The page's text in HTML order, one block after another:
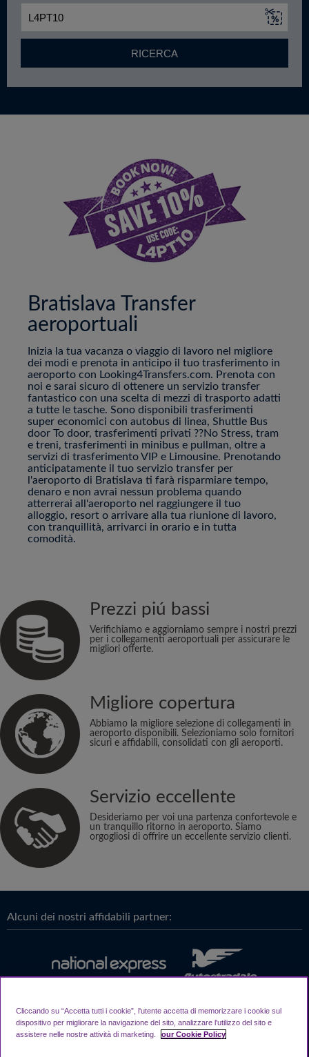
RICERCA
Bratislava Transfer
aeroportuali
Inizia la tua vacanza o viaggio di lavoro nel migliore
dei modi e prenota in anticipo il tuo trasferimento in
aeroporto con Looking4Transfers.com. Prenota con
noi e sarai sicuro di ottenere un servizio transfer
fantastico con una scelta di mezzi di trasporto adatti
a tutte le tasche. Sono disponibili trasferimenti
super economici con autobus di linea, Shuttle Bus
door To door, trasferimenti privati ??No Stress, tram
e treni, trasferimenti in minibus e pullman, oltre a
servizi di trasferimento VIP e Limousine. Prenotando
anticipatamente il tuo servizio transfer per
l'aeroporto di Bratislava ti farà risparmiare tempo,
denaro e non avrai nessun problema quando
atterrerai all'aeroporto nel raggiungere il tuo
alloggio, resort o arrivare alla tua riunione di lavoro,
con tranquillità, arrivarci in orario e in tutta
comodità.
Prezzi piú bassi
Verifichiamo e aggiorniamo sempre i nostri prezzi
per i collegamenti aeroportuali per assicurare le
migliori offerte.
Migliore copertura
Abbiamo la migliore selezione di collegamenti in
aeroporto disponibili. Selezioniamo solo fornitori
sicuri e affidabili, consolidati con gli aeroporti.
Servizio eccellente
Desideriamo per voi una partenza confortevole e
un tranquillo ritorno in aeroporto. Siamo
orgogliosi di offrire un eccellente servizio clienti.
Alcuni dei nostri affidabili partner:
Cliccando su “Accetta tutti i cookie”, l'utente accetta di memorizzare i cookie sul
dispositivo per migliorare la navigazione del sito, analizzare l'utilizzo del sito e
assistere nelle nostre attività di marketing.
our Cookie Policy